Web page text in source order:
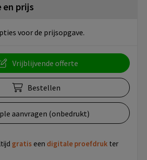
en prijs
voor de prijsopgave.
Vrijblijvende offerte
Bestellen
aanvragen (onbedrukt)
gratis een digitale proefdruk ter